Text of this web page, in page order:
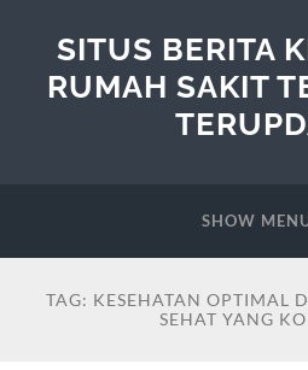
SITUS BERITA
RUMAH SAKIT
SHOW
TAG: KESEHATAN OPTIMAL
SEHAT YANG